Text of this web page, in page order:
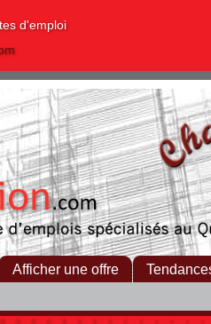
d'emploi
Afficher une offre